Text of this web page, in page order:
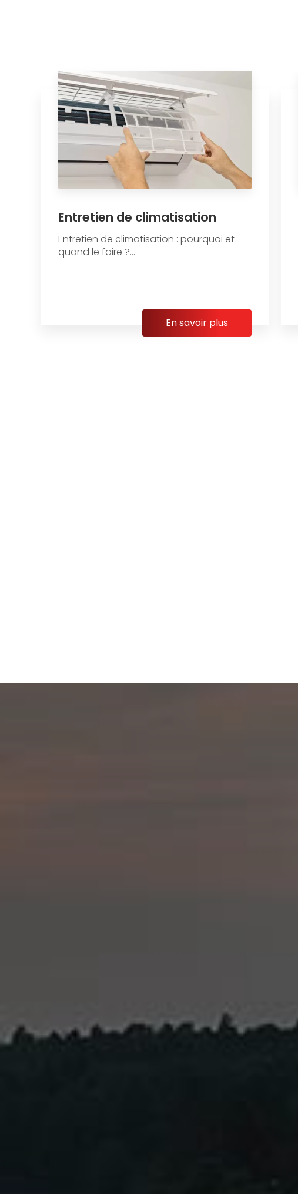
Entretien de climatisation
Entretien de climatisation : pourquoi et
quand le faire ?...
En savoir plus